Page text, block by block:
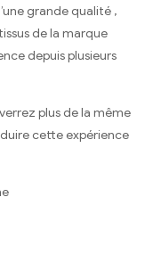
grande qualité ,
de la marque
depuis plusieurs
plus de la même
cette expérience